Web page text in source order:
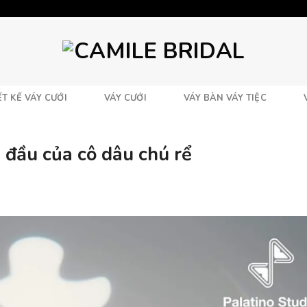
KẾ VÁY CƯỚI VÁY CƯỚI VÁY BÀN VÁY TIỆC
của cô dâu chú rể